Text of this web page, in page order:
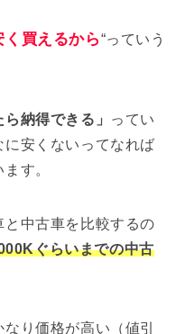
買えるから“っていう
納得できる」
ってい
に安くないってなれば
す。
中古車を比較するの
ぐらいまでの中古
り価格が高い（値引